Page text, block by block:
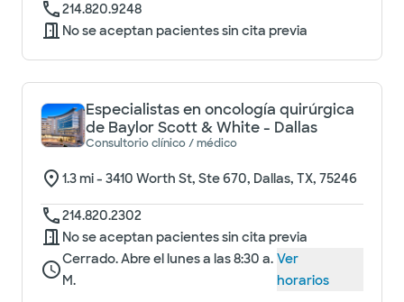
214.820.9248
No se aceptan pacientes sin cita previa
Especialistas en oncología quirúrgica
de Baylor Scott & White - Dallas
Consultorio clínico / médico
1.3mi - 3410 Worth St, Ste 670, Dallas, TX, 75246
214.820.2302
No se aceptan pacientes sin cita previa
Cerrado. Abre el lunes a las 8:30 a.
M.
Ver
horarios